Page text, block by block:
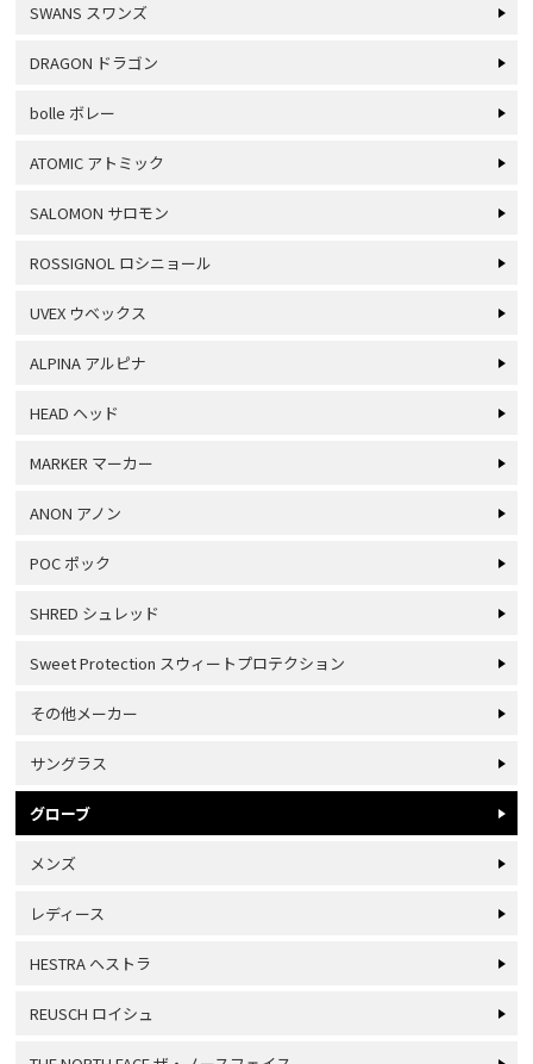
SWANS スワンズ
DRAGON ドラゴン
bolle ボレー
ATOMIC アトミック
SALOMON サロモン
ROSSIGNOL ロシニョール
UVEX ウベックス
ALPINA アルピナ
HEAD ヘッド
MARKER マーカー
ANON アノン
POC ポック
SHRED シュレッド
Sweet Protection スウィートプロテクション
その他メーカー
サングラス
グローブ
メンズ
レディース
HESTRA ヘストラ
REUSCH ロイシュ